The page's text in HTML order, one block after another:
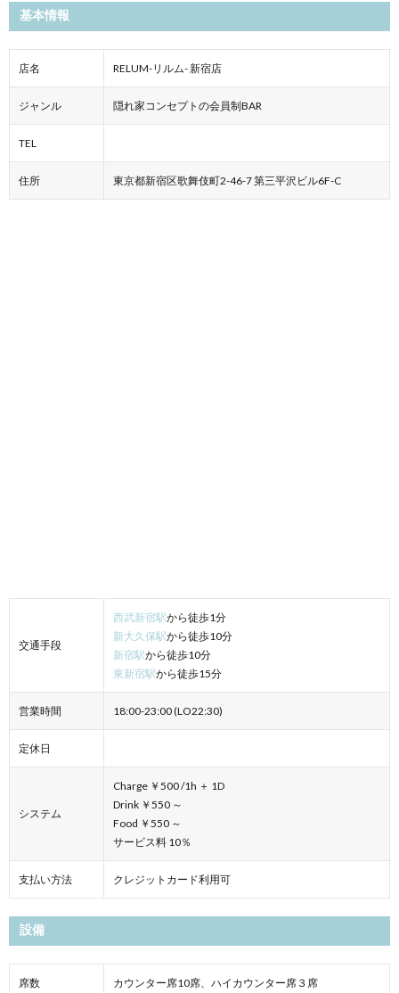
基本情報
店名 RELUM-リルム- 新宿店
ジャンル 隠れ家コンセプトの会員制BAR
TEL
住所 東京都新宿区歌舞伎町2-46-7 第三平沢ビル6F-C
交通手段
西武新宿駅から徒歩1分
新大久保駅から徒歩10分
新宿駅から徒歩10分
東新宿駅から徒歩15分
営業時間 18:00-23:00 (LO22:30)
定休日
システム
Charge ￥500 /1h ＋ 1D
Drink ￥550 ～
Food ￥550 ～
サービス料 10％
支払い方法 クレジットカード利用可
設備
席数 カウンター席10席、ハイカウンター席３席